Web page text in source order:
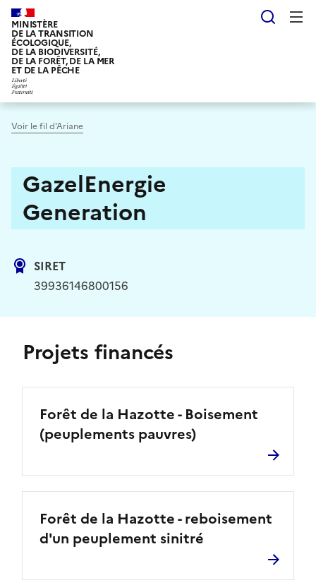
Aller
au
contenu
principal
MINISTÈRE
DE LA TRANSITION
ÉCOLOGIQUE,
DE LA BIODIVERSITÉ,
DE LA FORÊT, DE LA MER
ET DE LA PÊCHE
Voir le fil d'Ariane
GazelEnergie
Generation
SIRET
39936146800156
Projets financés
Forêt de la Hazotte - Boisement
(peuplements pauvres)
Forêt de la Hazotte - reboisement
d'un peuplement sinitré